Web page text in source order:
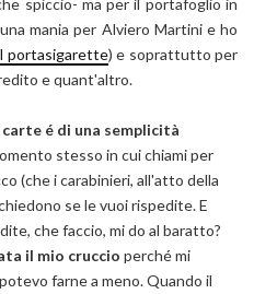
mania per Alviero Martini e ho
portasigarette) e soprattutto per
e quant'altro.
é di una semplicità
stesso in cui chiami per
(che i carabinieri, all'atto della
se le vuoi rispedite. E
che faccio, mi do al baratto?
il mio cruccio perché mi
farne a meno. Quando il